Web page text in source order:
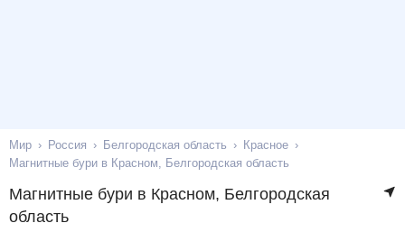
Мир Россия Белгородская область
Красное
Магнитные бури в Красном, Белгородская область
Магнитные бури в Красном, Белгородская
область